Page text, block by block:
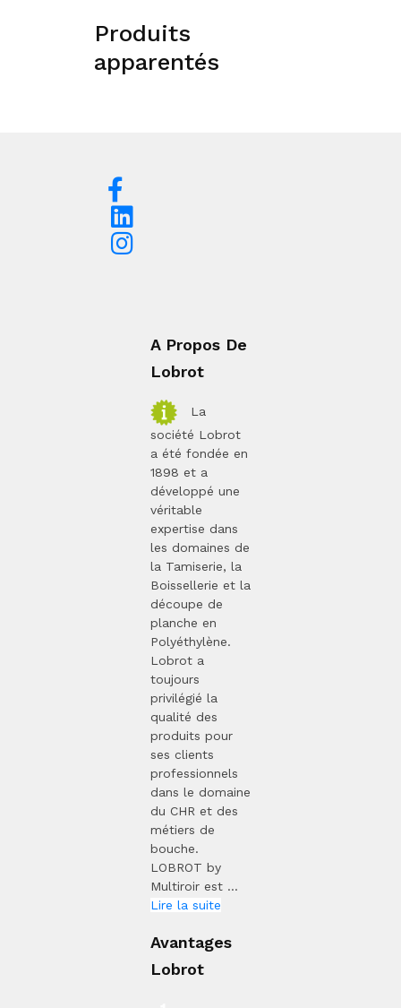
Produits
apparentés
A Propos De
Lobrot
La
société Lobrot
a été fondée en
1898 et a
développé une
véritable
expertise dans
les domaines de
la Tamiserie, la
Boissellerie et la
découpe de
planche en
Polyéthylène.
Lobrot a
toujours
privilégié la
qualité des
produits pour
ses clients
professionnels
dans le domaine
du CHR et des
métiers de
bouche.
LOBROT by
Multiroir est ...
Lire la suite
Avantages
Lobrot